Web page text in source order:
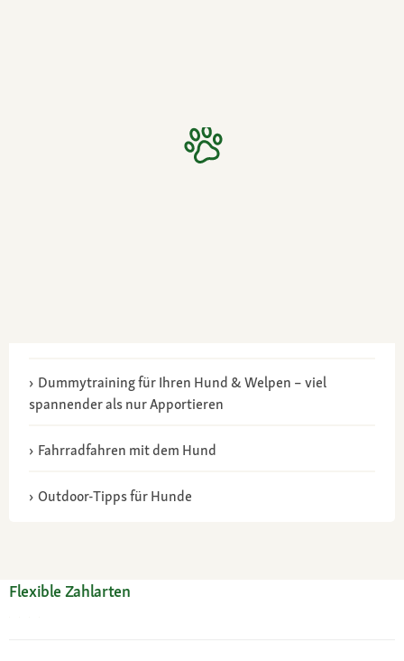
Dummytraining für Ihren Hund & Welpen – viel
spannender als nur Apportieren
Fahrradfahren mit dem Hund
Outdoor-Tipps für Hunde
Flexible Zahlarten